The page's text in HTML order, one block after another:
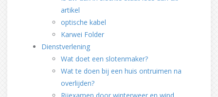
artikel
optische kabel
Karwei Folder
Dienstverlening
Wat doet een slotenmaker?
Wat te doen bij een huis ontruimen na
overlijden?